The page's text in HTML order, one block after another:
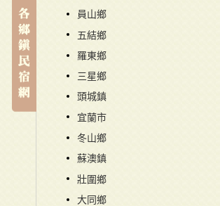
員山鄉
五結鄉
羅東鄉
三星鄉
頭城鎮
宜蘭市
冬山鄉
蘇澳鎮
壯圍鄉
大同鄉